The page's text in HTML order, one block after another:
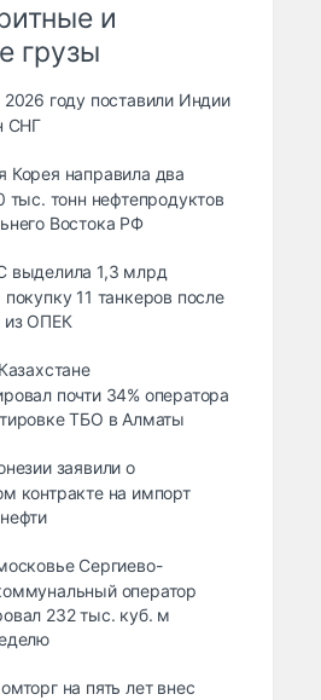
и
грузы
году поставили Индии
СНГ
направила два
тыс. тонн нефтепродуктов
Востока РФ
выделила 1,3 млрд
11 танкеров после
ОПЕК
почти 34% оператора
ТБО в Алматы
заявили о
контракте на импорт
Сергиево-
оператор
232 тыс. куб. м
на пять лет внес